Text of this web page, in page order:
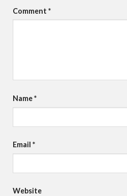
Comment *
Name*
Email *
Website